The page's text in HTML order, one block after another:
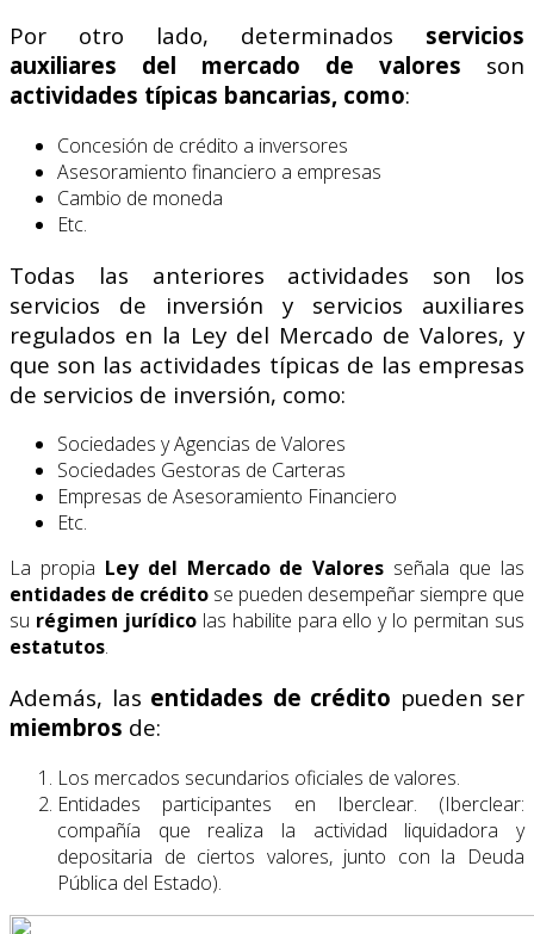
Por otro lado, determinados servicios
auxiliares del mercado de valores son
actividades típicas bancarias, como:
Concesión de crédito a inversores
Asesoramiento financiero a empresas
Cambio de moneda
Etc.
Todas las anteriores actividades son los
servicios de inversión y servicios auxiliares
regulados en la Ley del Mercado de Valores, y
que son las actividades típicas de las empresas
de servicios de inversión, como:
Sociedades y Agencias de Valores
Sociedades Gestoras de Carteras
Empresas de Asesoramiento Financiero
Etc.
La propia Ley del Mercado de Valores señala que las
entidades de crédito se pueden desempeñar siempre que
su régimen jurídicolas habilite para ello y lo permitan sus
estatutos.
Además, las entidades de crédito pueden ser
miembros de:
Los mercados secundarios oficiales de valores.
Entidades participantes en Iberclear. (Iberclear:
compañía que realiza la actividad liquidadora y
depositaria de ciertos valores, junto con la Deuda
Pública del Estado).